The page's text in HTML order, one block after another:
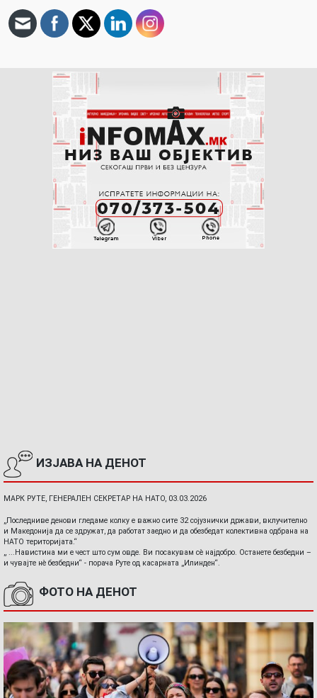
ИЗЈАВА НА ДЕНОТ
МАРК РУТЕ, ГЕНЕРАЛЕН СЕКРЕТАР НА НАТО, 03.03.2026
„Последниве денови гледаме колку е важно сите 32 сојузнички држави, вклучително
и Македонија да се здружат, да работат заедно и да обезбедат колективна одбрана на
НАТО територијата.“
„ ...Навистина ми е чест што сум овде. Ви посакувам сè најдобро. Останете безбедни –
и чувајте нè безбедни“ - порача Руте од касарната „Илинден“.
ФОТО НА ДЕНОТ